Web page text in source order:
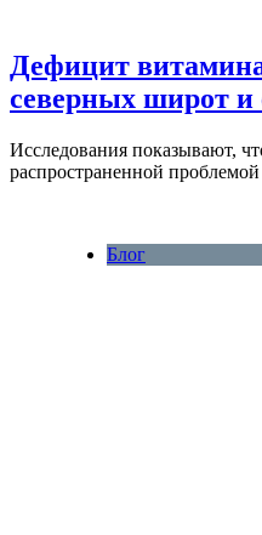
Дефицит
северных широт и
Исследования показывают,
распространенной
Блог